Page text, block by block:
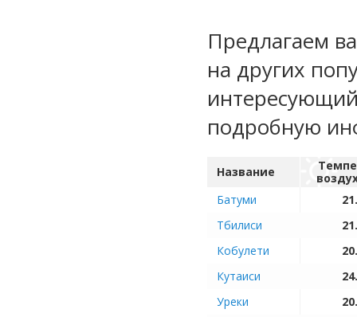
Предлагаем
на других
подробную
Название
Батуми
Тбилиси
Кобулети
Кутаиси
Уреки